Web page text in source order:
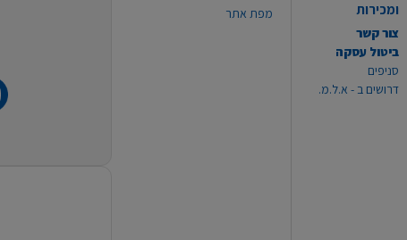
ומכירות
צור קשר
ביטול עסקה
סניפים
דרושים ב - א.ל.מ.
מפת אתר